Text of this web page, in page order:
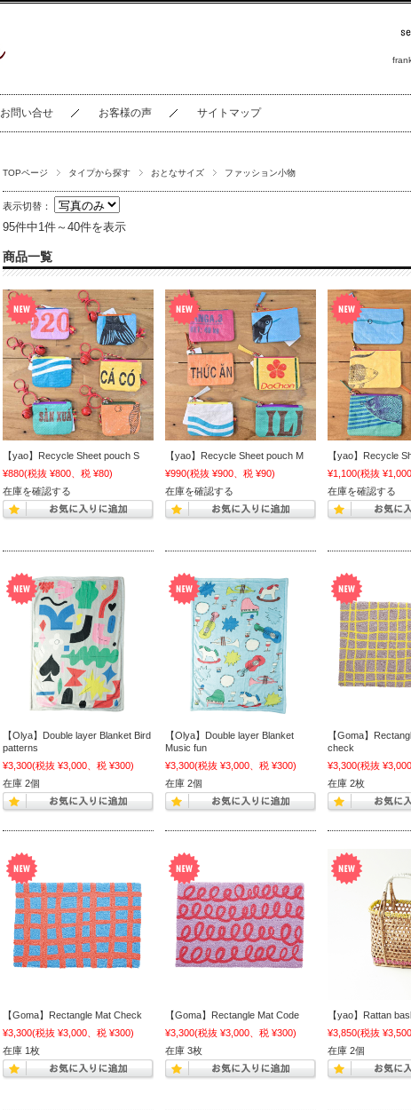
お問い合せ お客様の声 サイトマップ
TOPページ タイプから探す おとなサイズ ファッション小物
表示切替：
95件中1件～40件を表示
商品一覧
【yao】Recycle Sheet pouch S
¥880(税抜 ¥800、税 ¥80)
在庫を確認する
【yao】Recycle Sheet pouch M
¥990(税抜 ¥900、税 ¥90)
在庫を確認する
【yao】Recycle
¥1,100(税抜
在庫を確認する
【Olya】Double layer Blanket Bird
patterns
¥3,300(税抜 ¥3,000、税 ¥300)
在庫 2個
【Olya】Double layer Blanket
Music fun
¥3,300(税抜 ¥3,000、税 ¥300)
在庫 2個
【Goma】
check
¥3,300(税抜
在庫 2枚
【Goma】Rectangle Mat Check
¥3,300(税抜 ¥3,000、税 ¥300)
在庫 1枚
【Goma】Rectangle Mat Code
¥3,300(税抜 ¥3,000、税 ¥300)
在庫 3枚
【yao】Rattan
¥3,850(税抜
在庫 2個